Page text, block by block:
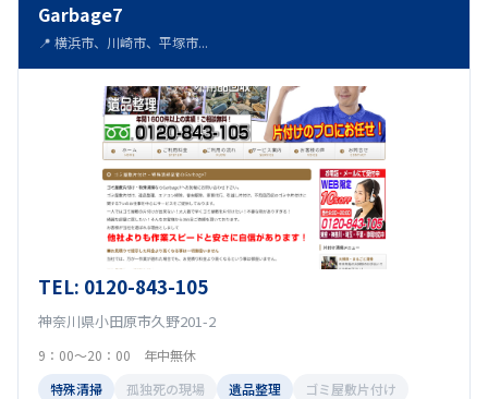
Garbage7
📍 横浜市、川崎市、平塚市...
TEL: 0120-843-105
神奈川県小田原市久野201-2
9：00～20：00 年中無休
特殊清掃
孤独死の現場 遺品整理
ゴミ屋敷片付け